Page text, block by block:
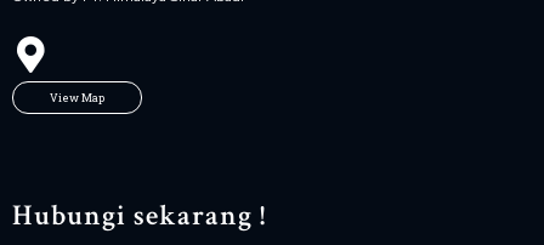
View Map
Hubungi sekarang !